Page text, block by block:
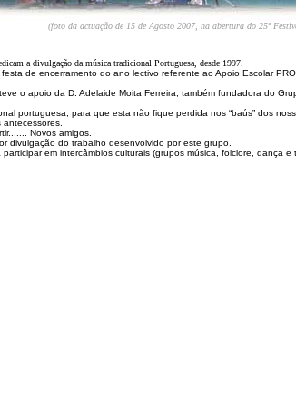
(foto da actuação de 15 de Agosto 2007, na abertura do 25º
a divulgação da música tradicional Portuguesa, desde 1997.
de encerramento do ano lectivo referente ao Apoio Escolar
o apoio da D. Adelaide Moita Ferreira, também fundadora do
portuguesa, para que esta não fique perdida nos “baús” dos
Novos amigos.
divulgação do trabalho desenvolvido por este grupo.
em intercâmbios culturais (grupos música, folclore, dança e